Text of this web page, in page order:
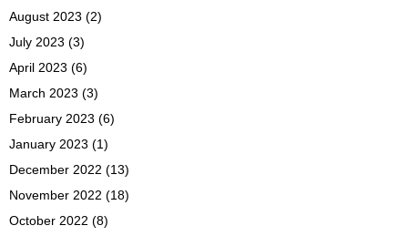
August 2023 (2)
July 2023 (3)
April 2023 (6)
March 2023 (3)
February 2023 (6)
January 2023 (1)
December 2022 (13)
November 2022 (18)
October 2022 (8)